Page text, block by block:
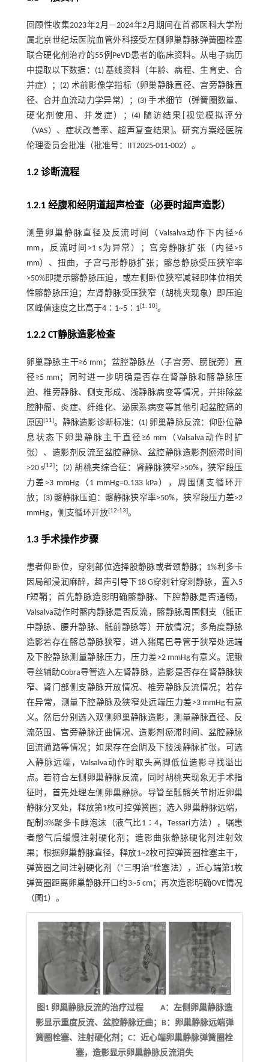
回顾性收集2023年2月—2024年2月期间在首都医科大学附
属北京世纪坛医院血管外科接受左侧卵巢静脉弹簧圈栓塞
联合硬化剂治疗的55例PeVD患者的临床资料。从电子病历
中提取以下数据：(1) 基线资料（年龄、病程、生育史、合
并症）；(2) 术前影像学指标（卵巢静脉直径、宫旁静脉直
径、合并血流动力学异常）；(3) 手术细节（弹簧圈数量、
硬化剂使用、并发症）；(4) 随访结果[视觉模拟评分
（VAS）、症状改善率、超声复查结果]。研究方案经医院
伦理委员会批准（批准号：IIT2025-011-002）。
1.2 诊断流程
1.2.1 经腹和经阴道超声检查（必要时超声造影）
测量卵巢静脉直径及反流时间（Valsalva动作下内径>6
mm，反流时间>1 s为异常）；宫旁静脉扩张（内径>5
mm）、扭曲，子宫弓形静脉扩张；髂总静脉受压狭窄率
>50%即提示髂静脉压迫，或左侧卧位狭窄减轻即体位相关
性髂静脉压迫；左肾静脉受压狭窄（胡桃夹现象）即压迫
区峰值速度之比高于4∶1~5∶1[1, 10]。
1.2.2 CT静脉造影检查
卵巢静脉主干≥6 mm；盆腔静脉丛（子宫旁、膀胱旁）直
径≥5 mm；同时进一步明确是否存在肾静脉和髂静脉压
迫、椎旁静脉、侧支形成、浅静脉病变等情况，并排除盆
腔肿瘤、炎症、纤维化、泌尿系病变等其他引起盆腔痛的
原因 [11]。静脉造影诊断标准：(1) 卵巢静脉反流：仰卧位静
息状态下卵巢静脉主干直径≥6 mm（Valsalva动作时扩
张）、造影剂反流至盆腔静脉、盆腔静脉造影剂瘀滞时间
>20 s[12] ；(2) 胡桃夹综合征：肾静脉狭窄>50%，狭窄段压
力差>3 mmHg（1 mmHg=0.133 kPa），周围侧支循环开
放；(3) 髂静脉压迫：髂静脉狭窄率>50%，狭窄段压力差>2
mmHg，侧支循环开放[12-13]。
1.3 手术操作步骤
患者仰卧位，穿刺部位选择股静脉或者颈静脉；1%利多卡
因局部浸润麻醉，超声引导下18 G穿刺针穿刺静脉，置入5
F短鞘；首先静脉造影明确髂静脉、下腔静脉是否通畅，
Valsalva动作时髂内静脉是否反流，髂静脉周围侧支（骶正
中静脉、腰升静脉、骶前静脉等）开放情况；多角度静脉
造影若存在髂总静脉狭窄，进入猪尾巴导管于狭窄处远端
及下腔静脉测量静脉压力，压力差>2 mmHg有意义。泥鳅
导丝辅助Cobra导管选入左肾静脉，造影是否存在肾静脉狭
窄、肾门部侧支静脉开放情况、椎旁静脉反流情况；若存
在异常，测量下腔静脉及狭窄处远端压力差>3 mmHg有意
义。然后分别选入双侧卵巢静脉造影，测量静脉直径、反
流范围、宫旁静脉迂曲情况、造影剂瘀滞时间、盆腔静脉
回流通路等情况；如果存在会阴及下肢浅静脉扩张，可选
入静脉远端，Valsalva动作时取头高脚低位造影寻找溢出
点。若符合左侧卵巢静脉反流，同时胡桃夹现象无手术指
征时，首先处理左侧卵巢静脉。导管至骶髂关节附近卵巢
静脉分叉处，释放第1枚可控弹簧圈；选入卵巢静脉远端，
配制3%聚多卡醇泡沫（液气比1∶4，Tessari方法），嘱患
者憋气后缓慢注射硬化剂；造影曲张静脉硬化剂注射效
果；根据卵巢静脉直径，释放1~2枚可控弹簧圈栓塞主干，
弹簧圈之间注射硬化剂（“三明治”栓塞法），近心端第1枚
弹簧圈距离卵巢静脉开口约3~5 cm；再次造影明确OVE情况
（ 图1）。
图1 卵巢静脉反流的治疗过程 A：左侧卵巢静脉造
影显示重度反流、盆腔静脉迂曲；B：卵巢静脉远端弹
簧圈栓塞、注射硬化剂；C：近心端卵巢静脉弹簧圈栓
塞，造影显示卵巢静脉反流消失